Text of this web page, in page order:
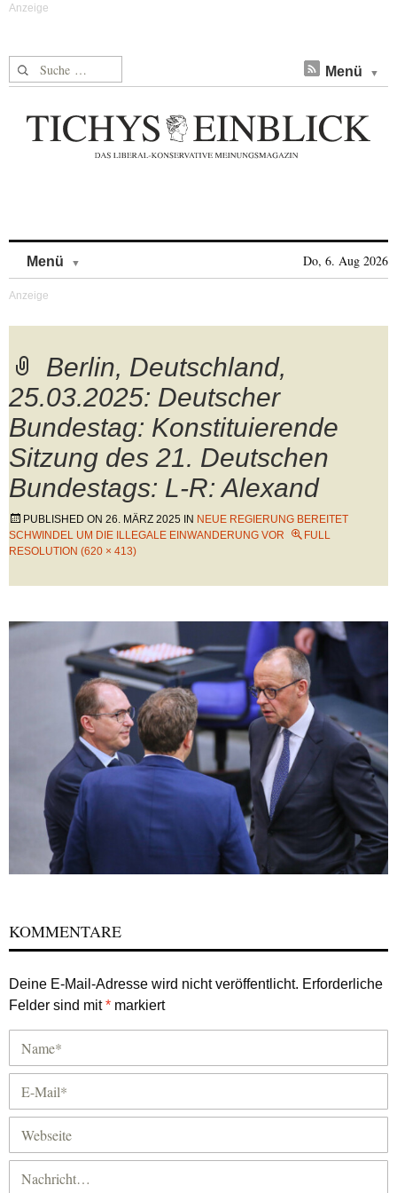
Suche nach: Menü
Menü Do, 6. Aug 2026
Berlin, Deutschland,
25.03.2025: Deutscher
Bundestag: Konstituierende
Sitzung des 21. Deutschen
Bundestags: L-R: Alexand
PUBLISHED ON 26. MÄRZ 2025 IN NEUE REGIERUNG BEREITET
SCHWINDEL UM DIE ILLEGALE EINWANDERUNG VOR
FULL
RESOLUTION (620 × 413)
KOMMENTARE
Deine E-Mail-Adresse wird nicht veröffentlicht. Erforderliche
Felder sind mit* markiert